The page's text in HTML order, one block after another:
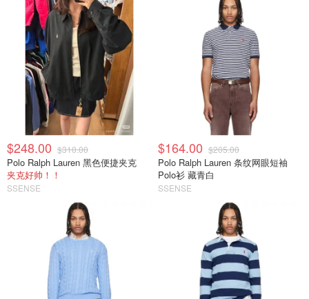
$248.00 $310.00
Polo Ralph Lauren 黑色便捷夹克
夹克好帅！！
SSENSE
$164.00 $205.00
Polo Ralph Lauren 条纹网眼短袖
Polo衫 藏青白
SSENSE